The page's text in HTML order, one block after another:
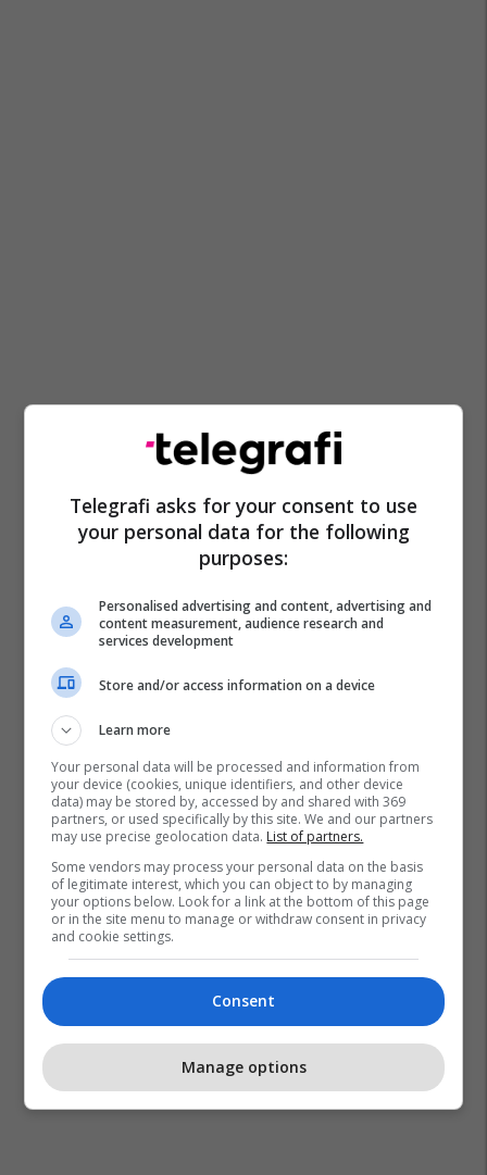
Telegrafi asks for your consent to use
your personal data for the following
purposes:
Personalised advertising and content, advertising and
content measurement, audience research and
services development
Store and/or access information on a device
Learn more
Your personal data will be processed and information from
your device (cookies, unique identifiers, and other device
data) may be stored by, accessed by and shared with 369
partners, or used specifically by this site. We and our partners
may use precise geolocation data. List of partners.
Some vendors may process your personal data on the basis
of legitimate interest, which you can object to by managing
your options below. Look for a link at the bottom of this page
or in the site menu to manage or withdraw consent in privacy
and cookie settings.
Consent
Manage options